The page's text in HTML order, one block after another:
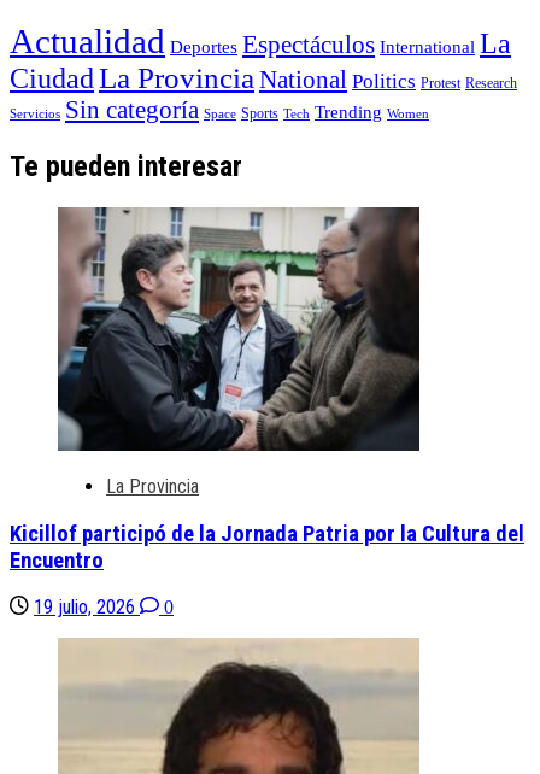
Actualidad Deportes Espectáculos International La
Ciudad La Provincia National Politics Protest Research
Servicios Sin categoría Space Sports Tech Trending Women
Te pueden interesar
La Provincia
Kicillof participó de la Jornada Patria por la Cultura del
Encuentro
19 julio, 2026 0